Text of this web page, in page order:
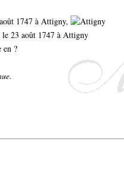
1747 à Attigny,
le 23 août 1747 à Attigny
en ?